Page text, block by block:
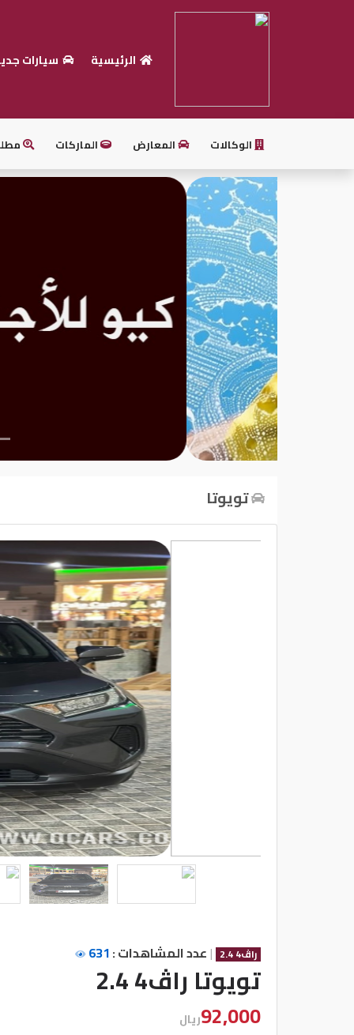
بيع
مستعملة
الرئيسية سيارات
الوكالات المعارض الماركات
تويوتا
راڤ4 2.4 | عدد المشاهدات :631
تويوتا راڤ4 2.4
92,000ريال